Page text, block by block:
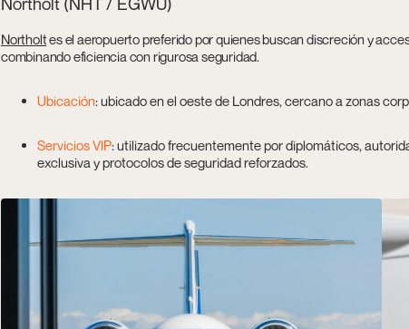
Northoltes el aeropuerto preferido por quienes buscan discreción y
combinando eficiencia con rigurosa seguridad.
Ubicación: ubicado en el oeste de Londres, cercano a zonas
Servicios VIP: utilizado frecuentemente por diplomáticos,
exclusiva y protocolos de seguridad reforzados.